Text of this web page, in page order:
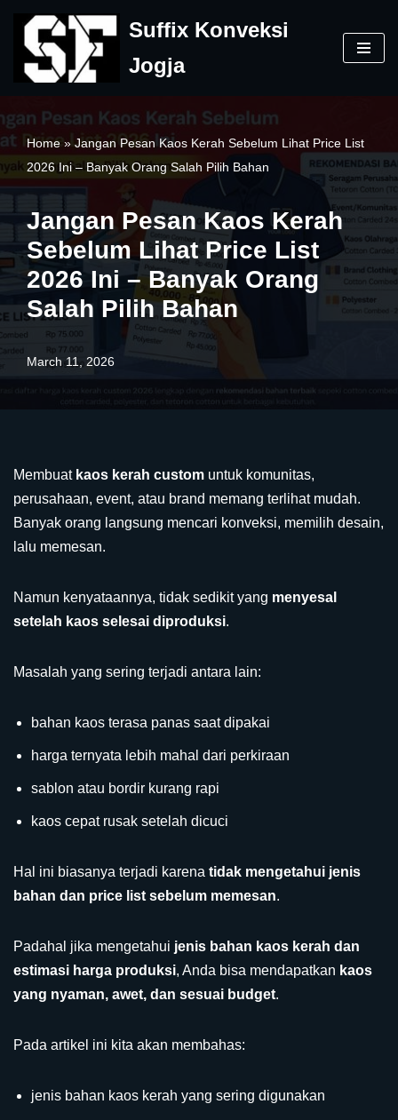
Skip
to
Suffix Konveksi
Jogja
Home » Jangan Pesan Kaos Kerah Sebelum Lihat Price List
2026 Ini – Banyak Orang Salah Pilih Bahan
Jangan Pesan Kaos Kerah
Sebelum Lihat Price List
2026 Ini – Banyak Orang
Salah Pilih Bahan
March 11, 2026
Membuat kaos kerah custom untuk komunitas,
perusahaan, event, atau brand memang terlihat mudah.
Banyak orang langsung mencari konveksi, memilih desain,
lalu memesan.
Namun kenyataannya, tidak sedikit yang menyesal
setelah kaos selesai diproduksi.
Masalah yang sering terjadi antara lain:
bahan kaos terasa panas saat dipakai
harga ternyata lebih mahal dari perkiraan
sablon atau bordir kurang rapi
kaos cepat rusak setelah dicuci
Hal ini biasanya terjadi karena tidak mengetahui jenis
bahan dan price list sebelum memesan.
Padahal jika mengetahui jenis bahan kaos kerah dan
estimasi harga produksi, Anda bisa mendapatkan kaos
yang nyaman, awet, dan sesuai budget.
Pada artikel ini kita akan membahas:
jenis bahan kaos kerah yang sering digunakan